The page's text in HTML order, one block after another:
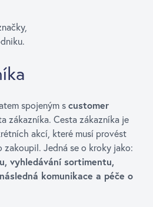
spojeným scustomer
zákazníka. Cesta zákazníka je
akcí, které musí provést
zakoupil. Jedná se o kroky jako:
vyhledávání sortimentu,
komunikace a péče o